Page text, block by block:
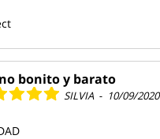
bonito y barato
SILVIA - 10/09/2020